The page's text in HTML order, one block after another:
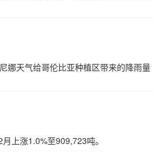
娜天气给哥伦比亚种植区带来的降雨量
上涨1.0%至909,723吨。